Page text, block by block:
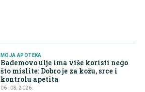
MOJA APOTEKA
Bademovo ulje ima više koristi nego
što mislite: Dobro je za kožu, srce i
kontrolu apetita
06. 08. 2026.